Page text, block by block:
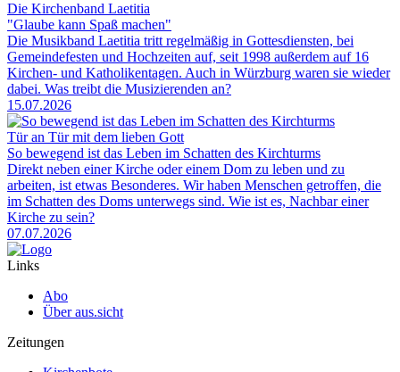
Die Kirchenband Laetitia
"Glaube kann Spaß machen"
Die Musikband Laetitia tritt regelmäßig in Gottesdiensten, bei
Gemeindefesten und Hochzeiten auf, seit 1998 außerdem auf 16
Kirchen- und Katholikentagen. Auch in Würzburg waren sie wieder
dabei. Was treibt die Musizierenden an?
15.07.2026
Tür an Tür mit dem lieben Gott
So bewegend ist das Leben im Schatten des Kirchturms
Direkt neben einer Kirche oder einem Dom zu leben und zu
arbeiten, ist etwas Besonderes. Wir haben Menschen getroffen, die
im Schatten des Doms unterwegs sind. Wie ist es, Nachbar einer
Kirche zu sein?
07.07.2026
Links
Abo
Über aus.sicht
Zeitungen